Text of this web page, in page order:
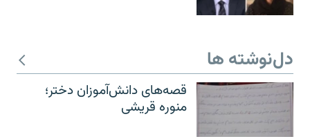
دل‌نوشته ها
قصه‌های دانش‌آموزان دختر؛
منوره قریشی